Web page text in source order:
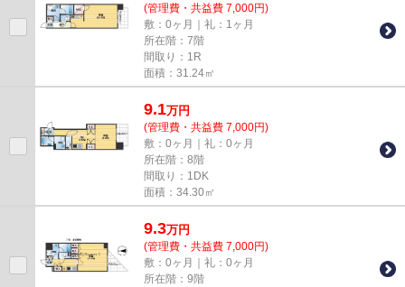
(管理費・共益費 7,000円)
敷：0ヶ月｜礼：1ヶ月
所在階：7階
間取り：1R
面積：31.24㎡
9.1万円
(管理費・共益費 7,000円)
敷：0ヶ月｜礼：0ヶ月
所在階：8階
間取り：1DK
面積：34.30㎡
9.3万円
(管理費・共益費 7,000円)
敷：0ヶ月｜礼：0ヶ月
所在階：9階